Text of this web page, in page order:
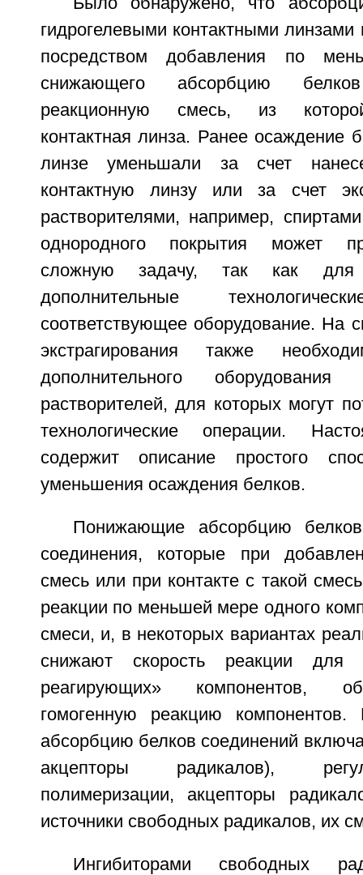
гидрогелевыми контактными
посредством добавления по
снижающего абсорбцию
реакционную смесь, из которой
контактная линза. Ранее осаждение
линзе уменьшали за счет
контактную линзу или за счет
растворителями, например,
однородного покрытия может
сложную задачу, так как для
дополнительные
соответствующее оборудование. На
экстрагирования также
дополнительного
растворителей, для которых могут
технологические операции.
содержит описание простого
уменьшения осаждения белков.
Понижающие абсорбцию
соединения, которые при
смесь или при контакте с такой
реакции по меньшей мере одного
смеси, и, в некоторых вариантах
снижают скорость реакции для
реагирующих» компонентов,
гомогенную реакцию
абсорбцию белков соединений
акцепторы радикалов),
полимеризации, акцепторы
источники свободных радикалов, их
Ингибиторами свободных